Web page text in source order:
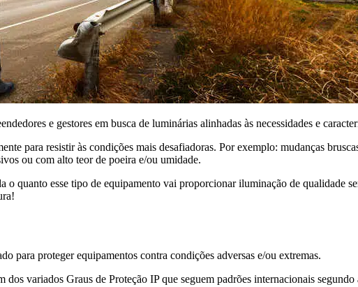
e gestores em busca de luminárias alinhadas às necessidades e
para resistir às condições mais desafiadoras. Por exemplo: mudanças
ou com alto teor de poeira e/ou umidade.
o quanto esse tipo de equipamento vai proporcionar iluminação de qualidade
para proteger equipamentos contra condições adversas e/ou extremas.
variados Graus de Proteção IP que seguem padrões internacionais